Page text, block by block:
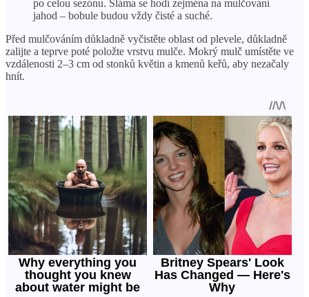
po celou sezónu. Sláma se hodí zejména na mulčování
jahod – bobule budou vždy čisté a suché.
Před mulčováním důkladně vyčistěte oblast od plevele, důkladně
zalijte a teprve poté položte vrstvu mulče. Mokrý mulč umístěte ve
vzdálenosti 2–3 cm od stonků květin a kmenů keřů, aby nezačaly
hnít.